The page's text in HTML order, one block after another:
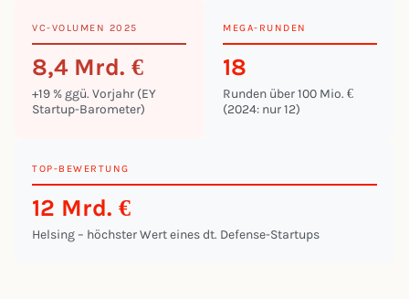
VC-VOLUMEN 2025
8,4 Mrd. €
+19 % ggü. Vorjahr (EY
Startup-Barometer)
MEGA-RUNDEN
18
Runden über 100 Mio. €
(2024: nur 12)
TOP-BEWERTUNG
12 Mrd. €
Helsing – höchster Wert eines dt. Defense-Startups